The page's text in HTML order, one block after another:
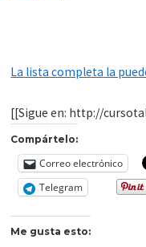
La lista completa la
[[Sigue en: http://
Compártelo:
Correo electrónico
Telegram
Me gusta esto: